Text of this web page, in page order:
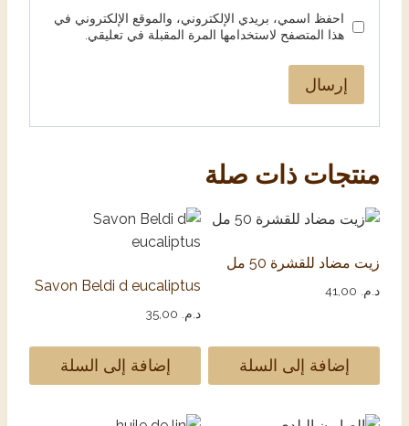
احفظ اسمي، بريدي الإلكتروني، والموقع الإلكتروني في
هذا المتصفح لاستخدامها المرة المقبلة في تعليقي.
منتجات ذات صلة
زيت مضاد للقشرة 50 مل
د.م.
إضافة إلى السلة
Savon Beldi d eucaliptus
د.م.
إضافة إلى السلة